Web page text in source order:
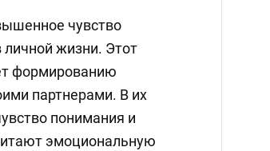
чувство
личной жизни. Этот
формированию
партнерами. В их
понимания и
эмоциональную